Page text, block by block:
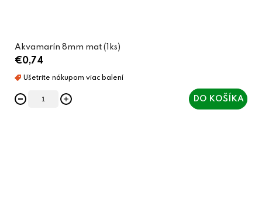
Akvamarín 8mm mat (1ks)
€0,74
DO KOŠÍKA